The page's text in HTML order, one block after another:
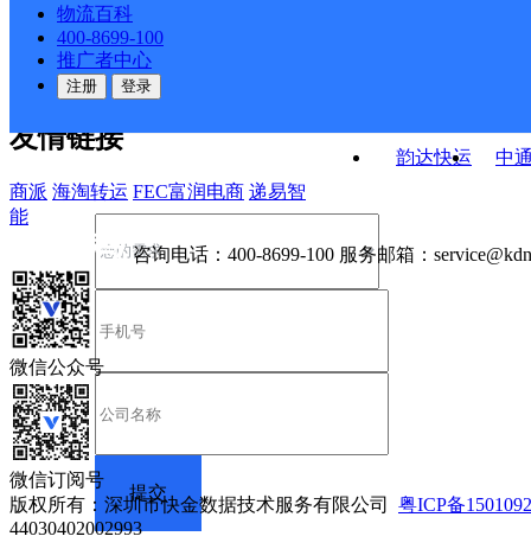
物流百科
400-8699-100
推广者中心
注册 登录
韵达快运
中
公司介绍 企业动态
合作伙伴 快递鸟接口服务协议
户隐私政策
友情链接
商派 海淘转运 FEC富润电商 递易智
能
咨询电话： 400-8699-100 服务邮箱：
微信公众号
微信订阅号
版权所有：深圳市快金数据技术服务有限公司 粤ICP备
44030402002993